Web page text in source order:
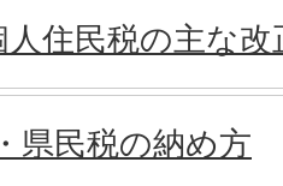
住民税の主な
県民税の納め方